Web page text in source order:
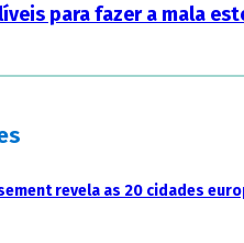
para fazer a mala
revela as 20 cidades